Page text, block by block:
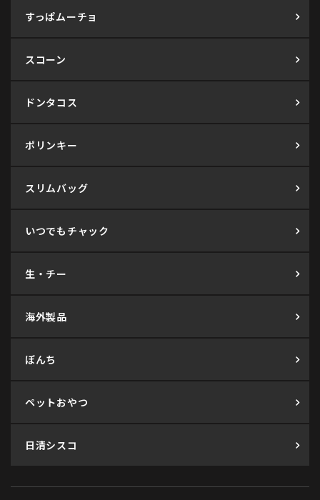
すっぱムーチョ
スコーン
ドンタコス
ポリンキー
スリムバッグ
いつでもチャック
生・チー
海外製品
ぼんち
ペットおやつ
日清シスコ